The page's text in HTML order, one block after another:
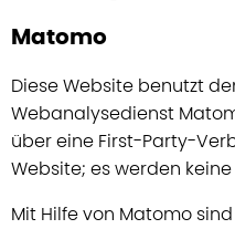
Matomo
Diese Website benutzt
Webanalysedienst
über eine First-Party-
Website; es werden
Mit Hilfe von Matomo